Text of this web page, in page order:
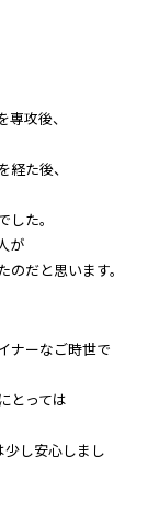
攻後、
た後、
た。
が
だと思います。
ナーなご時世で
とっては
少し安心しまし